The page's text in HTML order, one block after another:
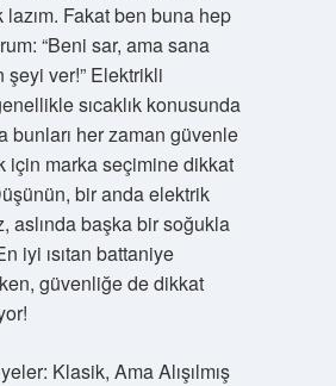
Fakat ben buna hep
“Beni sar, ama sana
şeyi ver!” Elektrikli
sıcaklık konusunda
bunları her zaman güvenle
için marka seçimine dikkat
bir anda elektrik
aslında başka bir soğukla
iyi ısıtan battaniye
güvenliğe de dikkat
Klasik, Ama Alışılmış